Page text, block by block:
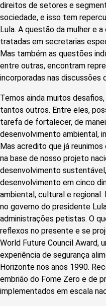
direitos de setores e
sociedade, e isso tem
Lula. A questão da mulher e
tratadas em secretarias
Mas também as questões
entre outras, encontram
incorporadas nas discussões
Temos ainda muitos
tantos outros. Entre eles,
tarefa de fortalecer, de
desenvolvimento ambiental,
Mas acredito que já
na base de nosso projeto
desenvolvimento
desenvolvimento em cinco
ambiental, cultural e
no governo do presidente
administrações petistas. O
reflexos no presente e se
World Future Council Award,
experiência de segurança
Horizonte nos anos 1990.
embrião do Fome Zero e de
implementados em escala